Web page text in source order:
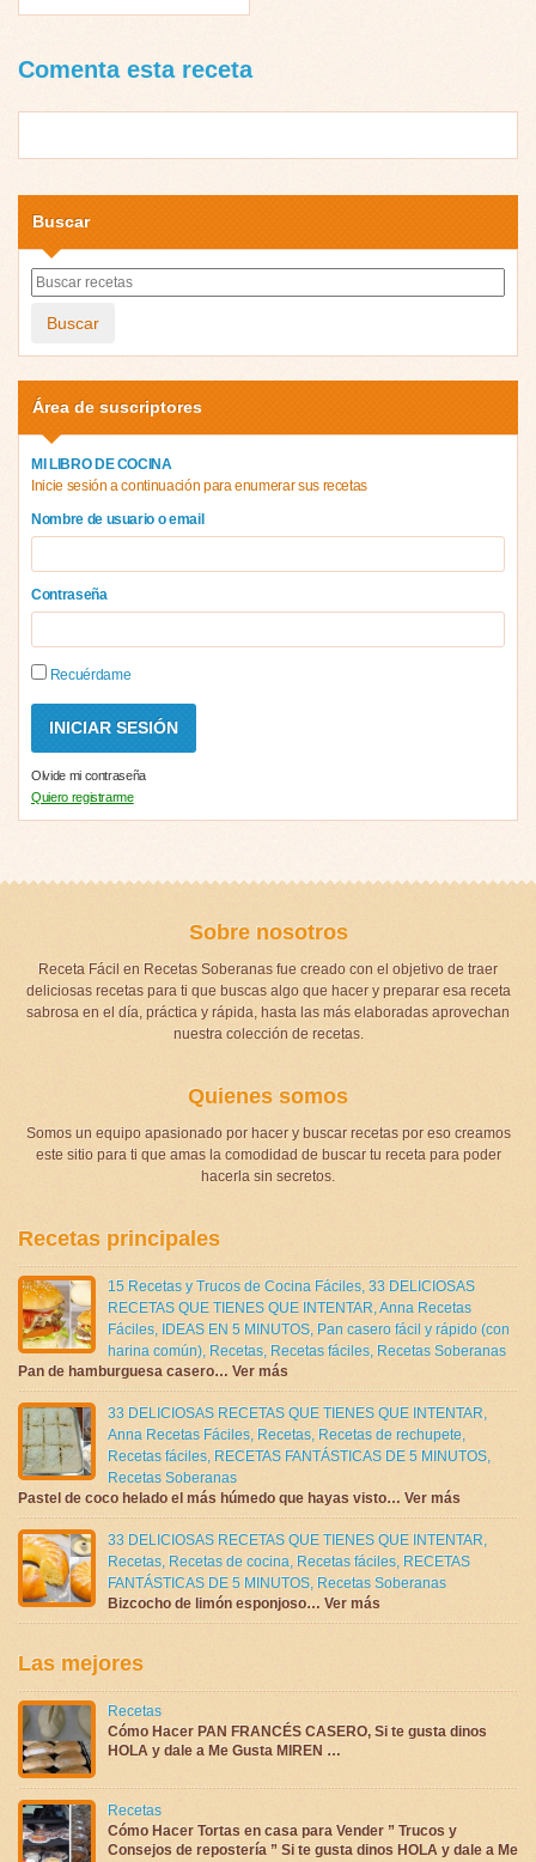
Comenta esta receta
Buscar
Buscar
Área de suscriptores
MI LIBRO DE COCINA
Inicie sesión a continuación para enumerar sus recetas
Nombre de usuario o email
Contraseña
Recuérdame
Olvide mi contraseña
Quiero registrarme
Sobre nosotros
Receta Fácil en Recetas Soberanas fue creado con el objetivo de traer
deliciosas recetas para ti que buscas algo que hacer y preparar esa receta
sabrosa en el día, práctica y rápida, hasta las más elaboradas aprovechan
nuestra colección de recetas.
Quienes somos
Somos un equipo apasionado por hacer y buscar recetas por eso creamos
este sitio para ti que amas la comodidad de buscar tu receta para poder
hacerla sin secretos.
Recetas principales
15 Recetas y Trucos de Cocina Fáciles, 33 DELICIOSAS
RECETAS QUE TIENES QUE INTENTAR,Anna Recetas
Fáciles, IDEAS EN 5 MINUTOS, Pan casero fácil y rápido (con
harina común), Recetas, Recetas fáciles, Recetas Soberanas
Pan de hamburguesa casero… Ver más
33 DELICIOSAS RECETAS QUE TIENES QUE INTENTAR,
Anna Recetas Fáciles, Recetas, Recetas de rechupete,
Recetas fáciles, RECETAS FANTÁSTICAS DE 5 MINUTOS,
Recetas Soberanas
Pastel de coco helado el más húmedo que hayas visto… Ver más
33 DELICIOSAS RECETAS QUE TIENES QUE INTENTAR,
Recetas, Recetas de cocina, Recetas fáciles, RECETAS
FANTÁSTICAS DE 5 MINUTOS, Recetas Soberanas
Bizcocho de limón esponjoso… Ver más
Las mejores
Recetas
Cómo Hacer PAN FRANCÉS CASERO, Si te gusta dinos
HOLA y dale a Me Gusta MIREN …
Recetas
Cómo Hacer Tortas en casa para Vender ” Trucos y
Consejos de repostería ” Si te gusta dinos HOLA y dale a Me